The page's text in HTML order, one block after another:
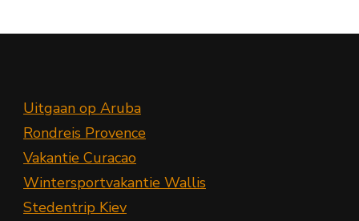
Uitgaan op Aruba
Rondreis Provence
Vakantie Curacao
Wintersportvakantie Wallis
Stedentrip Kiev